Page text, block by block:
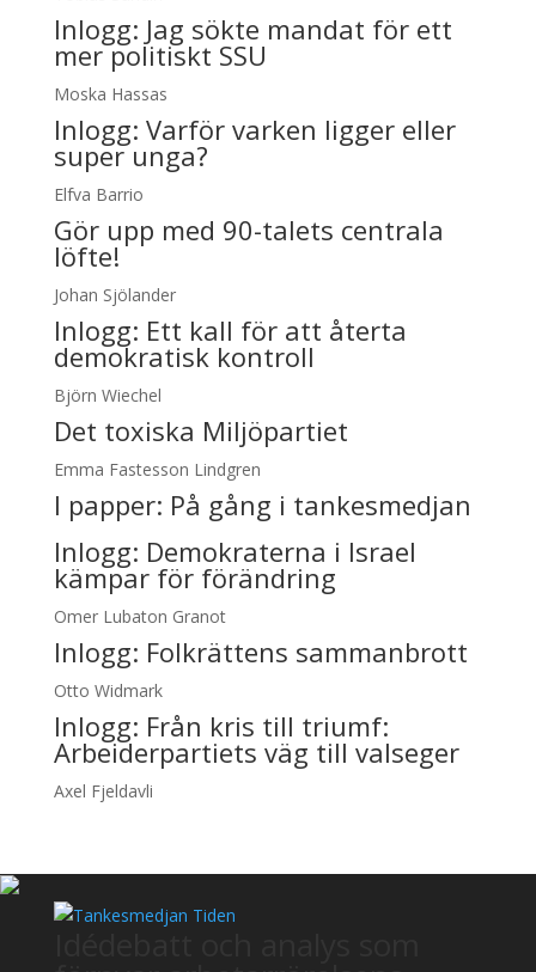
Inlogg: Jag sökte mandat för ett
mer politiskt SSU
Moska Hassas
Inlogg: Varför varken ligger eller
super unga?
Elfva Barrio
Gör upp med 90-talets centrala
löfte!
Johan Sjölander
Inlogg: Ett kall för att återta
demokratisk kontroll
Björn Wiechel
Det toxiska Miljöpartiet
Emma Fastesson Lindgren
I papper: På gång i tankesmedjan
Inlogg: Demokraterna i Israel
kämpar för förändring
Omer Lubaton Granot
Inlogg: Folkrättens sammanbrott
Otto Widmark
Inlogg: Från kris till triumf:
Arbeiderpartiets väg till valseger
Axel Fjeldavli